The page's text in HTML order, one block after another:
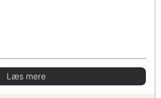
Læs mere